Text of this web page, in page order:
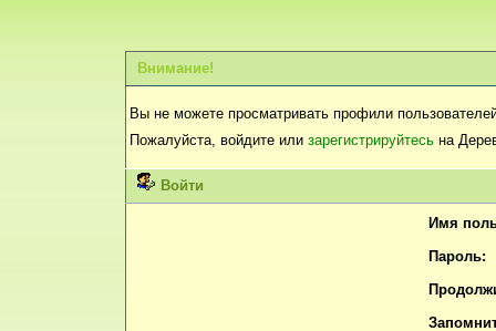
Внимание!
Вы не можете просматривать профили
Пожалуйста, войдите или зарегистрируйтесь на
Войти
Имя
Пароль: